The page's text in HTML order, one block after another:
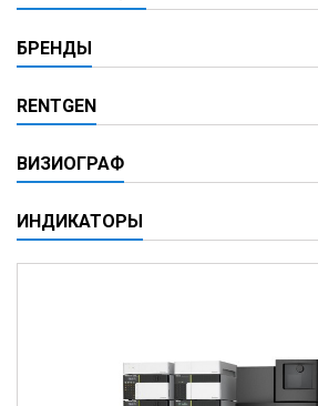
БРЕНДЫ
RENTGEN
ВИЗИОГРАФ
ИНДИКАТОРЫ